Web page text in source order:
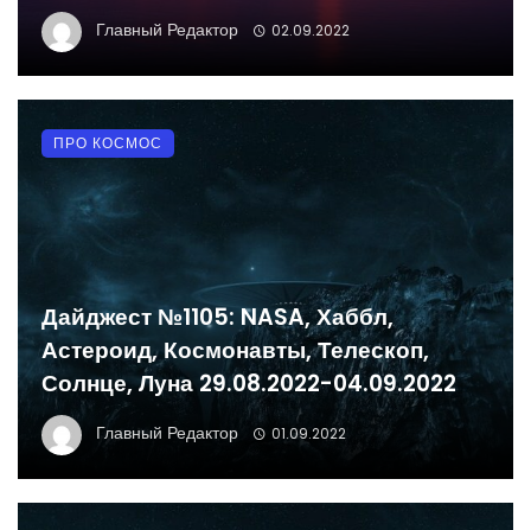
Главный Редактор 02.09.2022
Дайджест №1105: NASA, Хаббл,
Астероид, Космонавты, Телескоп,
Солнце, Луна 29.08.2022-04.09.2022
Главный Редактор 01.09.2022
ПРО КОСМОС